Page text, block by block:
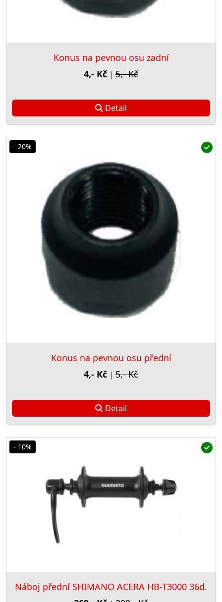
Konus na pevnou osu zadní
4,- Kč | 5,- Kč
Detail
- 20%
Konus na pevnou osu přední
4,- Kč | 5,- Kč
Detail
- 10%
Náboj přední SHIMANO ACERA HB-T3000 36d.